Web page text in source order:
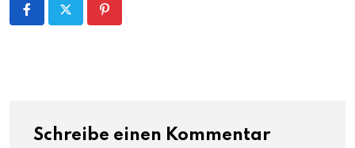
Schreibe einen Kommentar